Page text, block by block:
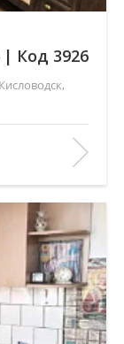
Код 3926
40/18/8
1
1/5